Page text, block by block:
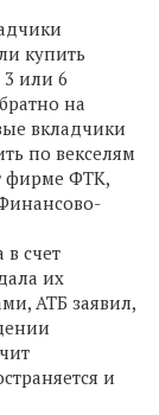
купить
или 6
на
вкладчики
по векселям
фирме ФТК,
счет
их
АТБ заявил,
и